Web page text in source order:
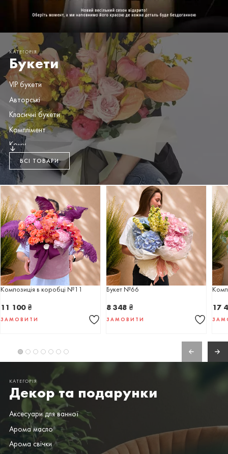
КАТЕГОРІЯ
Букети
VIP букети
Авторські
Класичні букети
Комплімент
Кому
Коробка / сумка
Монобукети
Приводи
ВСІ ТОВАРИ
Композиція в коробці №11
11 100 ₴
ЗАМОВИТИ
Букет №66
8 348 ₴
ЗАМОВИТИ
17
КАТЕГОРІЯ
Декор та подарунки
Аксесуари для ванної
Арома масло
Арома свічки